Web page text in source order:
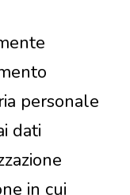
personale
dati
in cui